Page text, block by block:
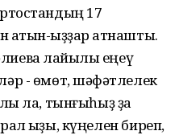
17
ҡыҙҙар ҡатнашты.
лайыҡлы еңеү
- өмөт, шәфҡәтлелек
ла, тынғыһыҙ ҙа
ҡыҙы, күңелен биреп,